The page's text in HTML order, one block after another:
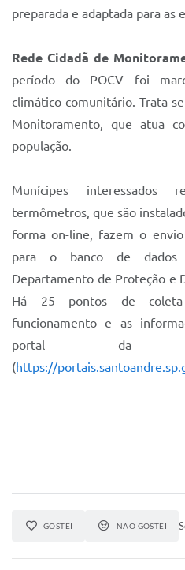
preparada e adaptada para as
Rede Cidadã de
período do POCV foi
climático comunitário. Trata-
Monitoramento, que atua
população.
Munícipes interessados
termômetros, que são
forma on-line, fazem o
para o banco de dados
Departamento de Proteção e
Há 25 pontos de
funcionamento e as
portal da
(https://
GOSTEI NÃO GOSTEI